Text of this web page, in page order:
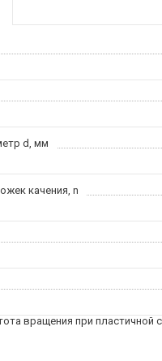
d, мм
качения, n
вращения при пластичной